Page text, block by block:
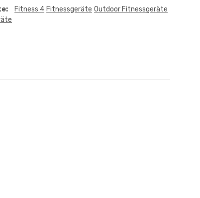
Fitness 4 Fitnessgeräte Outdoor Fitnessgeräte